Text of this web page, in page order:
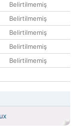
Belirtilmemiş
Belirtilmemiş
Belirtilmemiş
Belirtilmemiş
Belirtilmemiş